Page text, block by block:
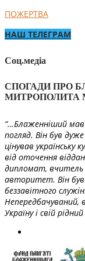
ПОЖЕРТВА
НАШ ТЕЛЕГРАМ
Соц.медіа
СПОГАДИ ПРО
МИТРОПОЛИТА
“…Блаженніший мав
погляд. Він був
цінував
від оточення
дипломат, вчитель
авторитет. Він
беззавітного
Непередбачуваний,
Україну і свій